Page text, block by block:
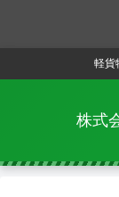
軽貨
株式